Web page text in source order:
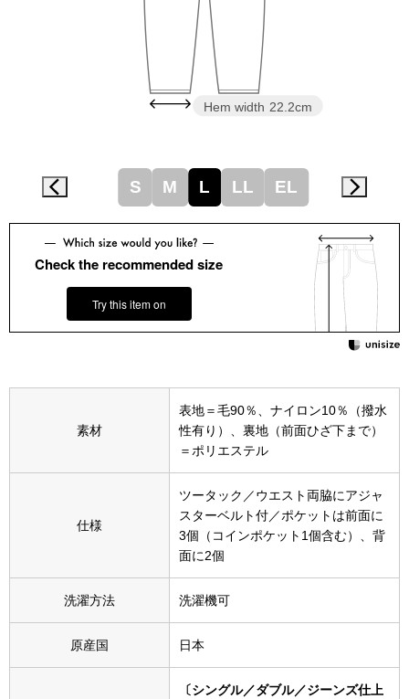
ク
ーブルウェア
ネックレス
ブレスレット
帽子
マフラー／ス
Hem width 22.2cm
S M L LL EL
Check the recommended size
Try this item on
素材
表地＝毛90％、ナイロン10％（撥水
性有り）、裏地（前面ひざ下まで）
＝ポリエステル
仕様
ツータック／ウエスト両脇にアジャ
スターベルト付／ポケットは前面に
3個（コインポケット1個含む）、背
面に2個
洗濯方法 洗濯機可
原産国 日本
〔シングル／ダブル／ジーンズ仕上